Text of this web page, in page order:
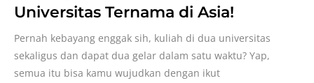
Universitas Ternama di Asia!
Pernah kebayang enggak sih, kuliah di dua universitas
sekaligus dan dapat dua gelar dalam satu waktu? Yap,
semua itu bisa kamu wujudkan dengan ikut